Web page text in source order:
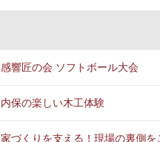
感響匠の会 ソフトボール大会
内保の楽しい木工体験
家づくりを支える！現場の裏側を